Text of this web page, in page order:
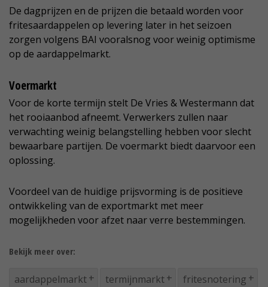
De dagprijzen en de prijzen die betaald worden voor
fritesaardappelen op levering later in het seizoen
zorgen volgens BAI vooralsnog voor weinig optimisme
op de aardappelmarkt.
Voermarkt
Voor de korte termijn stelt De Vries & Westermann dat
het rooiaanbod afneemt. Verwerkers zullen naar
verwachting weinig belangstelling hebben voor slecht
bewaarbare partijen. De voermarkt biedt daarvoor een
oplossing.
Voordeel van de huidige prijsvorming is de positieve
ontwikkeling van de exportmarkt met meer
mogelijkheden voor afzet naar verre bestemmingen.
Bekijk meer over:
aardappelmarkt termijnmarkt fritesnotering